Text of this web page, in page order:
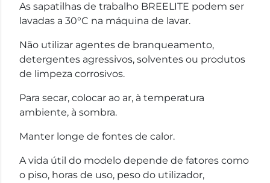
As sapatilhas de trabalho BREELITE podem ser
lavadas a 30°C na máquina de lavar.
Não utilizar agentes de branqueamento,
detergentes agressivos, solventes ou produtos
de limpeza corrosivos.
Para secar, colocar ao ar, à temperatura
ambiente, à sombra.
Manter longe de fontes de calor.
A vida útil do modelo depende de fatores como
o piso, horas de uso, peso do utilizador,